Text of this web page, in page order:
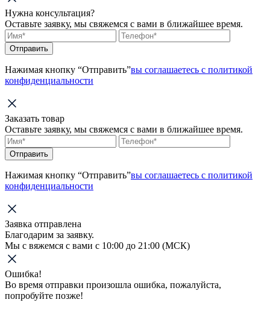
Нужна консультация?
Оставьте заявку, мы свяжемся с вами в ближайшее время.
Отправить
Нажимая кнопку “Отправить”вы соглашаетесь с политикой
конфиденциальности
Заказать товар
Оставьте заявку, мы свяжемся с вами в ближайшее время.
Отправить
Нажимая кнопку “Отправить”вы соглашаетесь с политикой
конфиденциальности
Заявка отправлена
Благодарим за заявку.
Мы с вяжемся с вами с 10:00 до 21:00 (МСК)
Ошибка!
Во время отправки произошла ошибка, пожалуйста,
попробуйте позже!